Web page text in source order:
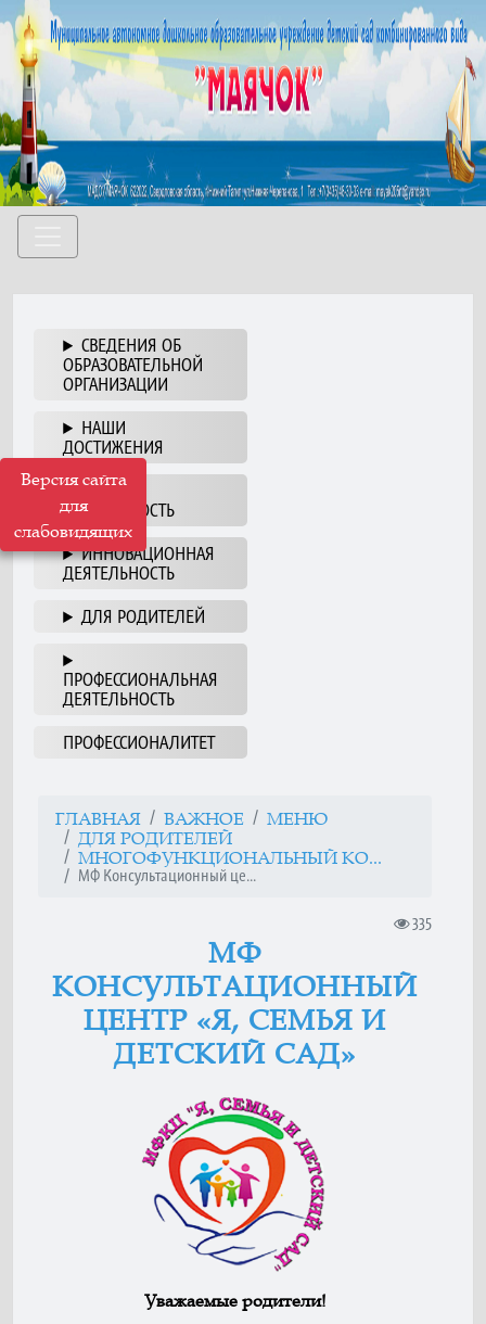
Версия сайта
для
слабовидящих
СВЕДЕНИЯ ОБ
ОБРАЗОВАТЕЛЬНОЙ
ОРГАНИЗАЦИИ
НАШИ
ДОСТИЖЕНИЯ
НАША
ДЕЯТЕЛЬНОСТЬ
ИННОВАЦИОННАЯ
ДЕЯТЕЛЬНОСТЬ
ДЛЯ РОДИТЕЛЕЙ
ПРОФЕССИОНАЛЬНАЯ
ДЕЯТЕЛЬНОСТЬ
ПРОФЕССИОНАЛИТЕТ
ГЛАВНАЯ ВАЖНОЕ
МЕНЮ
ДЛЯ РОДИТЕЛЕЙ
МНОГОФУНКЦИОНАЛЬНЫЙ КО...
МФ Консультационный це...
335
МФ
КОНСУЛЬТАЦИОННЫЙ
ЦЕНТР «Я, СЕМЬЯ И
ДЕТСКИЙ САД»
Уважаемые родители!